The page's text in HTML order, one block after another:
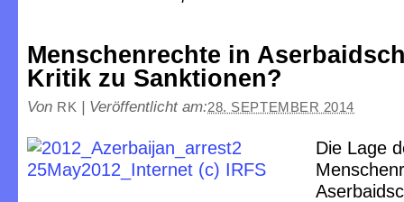
Menschenrechte in
Kritik zu Sanktionen?
Von RK | Veröffentlicht am:28. SEPTEMBER 2014
Die Lage